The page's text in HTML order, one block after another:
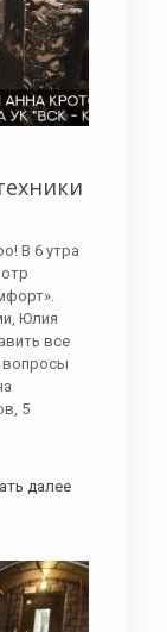
В 6 утра
Юлия
все
вопросы
5
далее